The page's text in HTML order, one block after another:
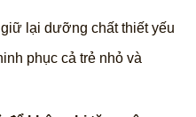
lại dưỡng chất thiết yếu
phục cả trẻ nhỏ và